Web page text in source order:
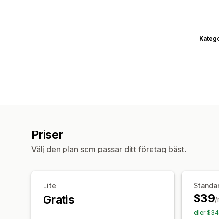
Priser
Välj den plan som passar ditt företag bäst.
Lite
Gratis $39/
eller